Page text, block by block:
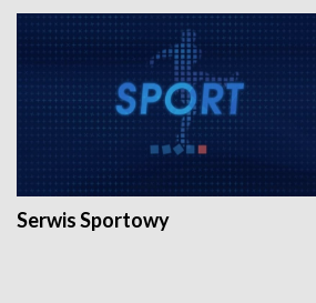
Serwis Sportowy